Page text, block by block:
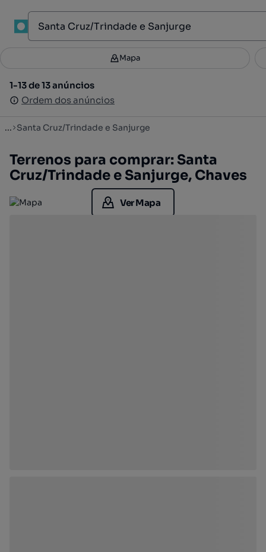
Filtros 2
1-13 de 13 anúncios
Ordem dos anúncios
Mapa
1-13 de 13 anúncios
Ordem dos anúncios
... Santa Cruz/Trindade e Sanjurge
Terrenos para comprar: Santa
Cruz/Trindade e Sanjurge, Chaves
Ver Mapa